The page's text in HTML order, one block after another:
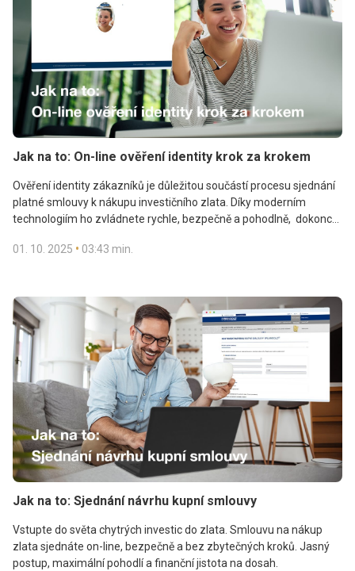
Jak na to: On-line ověření identity krok za krokem
Ověření identity zákazníků je důležitou součástí procesu sjednání
platné smlouvy k nákupu investičního zlata. Díky moderním
technologiím ho zvládnete rychle, bezpečně a pohodlně, dokonce
01. 10. 2025 • 03:43 min.
Jak na to: Sjednání návrhu kupní smlouvy
Vstupte do světa chytrých investic do zlata. Smlouvu na nákup
zlata sjednáte on-line, bezpečně a bez zbytečných kroků. Jasný
postup, maximální pohodlí a finanční jistota na dosah.